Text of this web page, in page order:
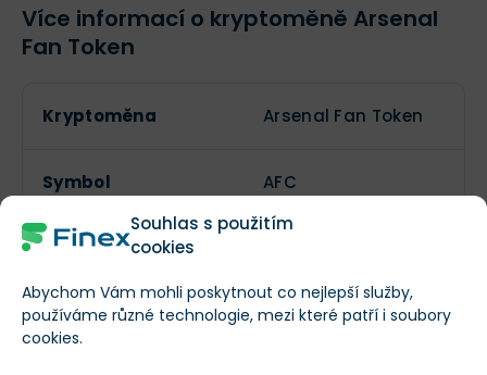
Souhlas s použitím
cookies
Abychom Vám mohli poskytnout co nejlepší služby,
používáme různé technologie, mezi které patří i soubory
cookies.
Více informací o kryptoměně Arsenal
Fan Token
Kryptoměna Arsenal Fan Token
Symbol AFC
Aktuální počet